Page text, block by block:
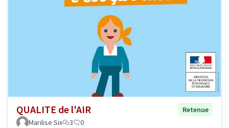
QUALITE de l'AIR
Retenue
Marilise Six
3 0